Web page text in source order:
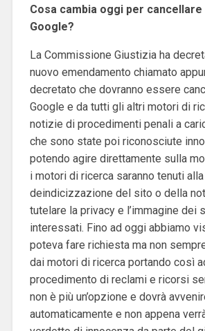
Cosa cambia oggi per
Google?
La Commissione Giustizia ha
nuovo emendamento chiamato
decretato che dovranno essere
Google e da tutti gli altri motori di
notizie di procedimenti penali a
che sono state poi riconosciute
potendo agire direttamente sulla
i motori di ricerca saranno tenuti alla
deindicizzazione del sito o della
tutelare la privacy e l’immagine dei
interessati. Fino ad oggi abbiamo
poteva fare richiesta ma non
dai motori di ricerca portando così
procedimento di reclami e ricorsi
non è più un’opzione e dovrà
automaticamente e non appena